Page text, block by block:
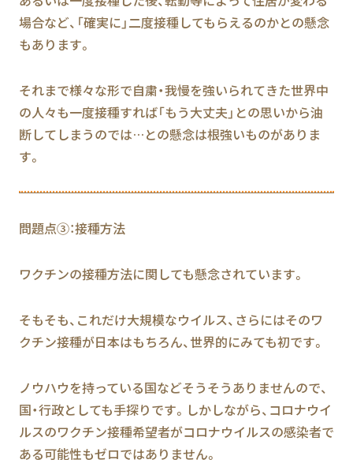
場合など、「確実に」二度接種してもらえるのかとの懸念
もあります。
それまで様々な形で自粛・我慢を強いられてきた世界中
の人々も一度接種すれば「もう大丈夫」との思いから油
断してしまうのでは…との懸念は根強いものがありま
す。
問題点③：接種方法
ワクチンの接種方法に関しても懸念されています。
そもそも、これだけ大規模なウイルス、さらにはそのワ
クチン接種が日本はもちろん、世界的にみても初です。
ノウハウを持っている国などそうそうありませんので、
国・行政としても手探りです。しかしながら、コロナウイ
ルスのワクチン接種希望者がコロナウイルスの感染者で
ある可能性もゼロではありません。